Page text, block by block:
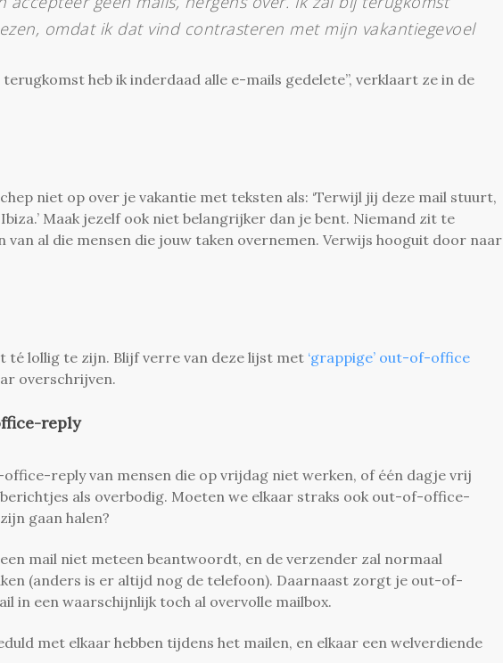
omdat ik dat vind contrasteren met mijn vakantiegevoel
heb ik inderdaad alle e-mails gedelete”, verklaart ze in de
niet op over je vakantie met teksten als: ‘Terwijl jij deze mail stuurt,
Maak jezelf ook niet belangrijker dan je bent. Niemand zit te
al die mensen die jouw taken overnemen. Verwijs hooguit door naar
lollig te zijn. Blijf verre van deze lijst met ‘grappige’ out-of-office
overschrijven.
reply
reply van mensen die op vrijdag niet werken, of één dagje vrij
als overbodig. Moeten we elkaar straks ook out-of-office-
gaan halen?
mail niet meteen beantwoordt, en de verzender zal normaal
(anders is er altijd nog de telefoon). Daarnaast zorgt je out-of-
in een waarschijnlijk toch al overvolle mailbox.
met elkaar hebben tijdens het mailen, en elkaar een welverdiende